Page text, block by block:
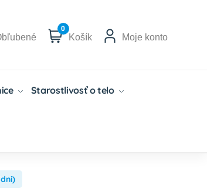
0
Košík Moje konto
Starostlivosť o telo